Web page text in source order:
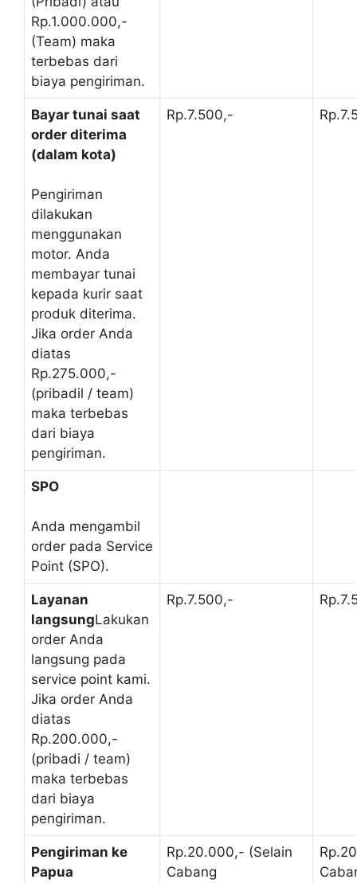
Rp.1.000.000,-
(Team) maka
terbebas dari
biaya pengiriman.
Bayar tunai saat
order diterima
(dalam kota)
Pengiriman
dilakukan
menggunakan
motor. Anda
membayar tunai
kepada kurir saat
produk diterima.
Jika order Anda
diatas
Rp.275.000,-
(pribadil / team)
maka terbebas
dari biaya
pengiriman.
Rp.7.500,-
SPO
Anda mengambil
order pada Service
Point (SPO).
Layanan
langsungLakukan
order Anda
langsung pada
service point kami.
Jika order Anda
diatas
Rp.200.000,-
(pribadi / team)
maka terbebas
dari biaya
pengiriman.
Rp.7.500,-
Pengiriman ke
Papua
Rp.20.000,- (Selain
Cabang